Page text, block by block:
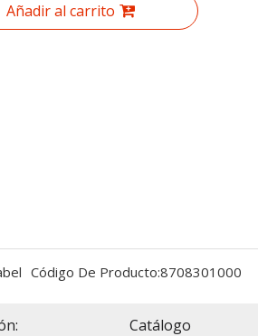
Añadir al carrito
Código De Producto:8708301000
Catálogo